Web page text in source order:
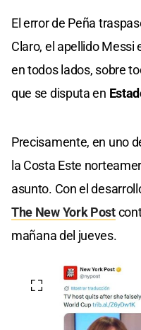
El error de Peña
Claro, el apellido Messi
en todos lados, sobre
que se disputa en
Precisamente, en uno
la Costa Este
asunto. Con el
The New York Post
mañana del jueves.